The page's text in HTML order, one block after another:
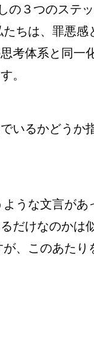
の３つのステ
ちは、罪悪感
体系と同一
。
いるかどうか
うな文言が
だけなのかは
、このあた